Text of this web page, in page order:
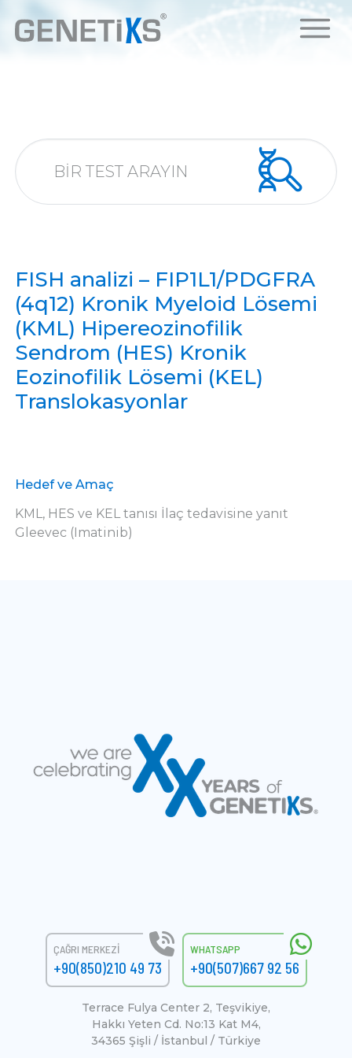
FISH analizi – FIP1L1/PDGFRA
(4q12) Kronik Myeloid Lösemi
(KML) Hipereozinofilik
Sendrom (HES) Kronik
Eozinofilik Lösemi (KEL)
Translokasyonlar
Hedef ve Amaç
KML, HES ve KEL tanısı İlaç tedavisine yanıt
Gleevec (Imatinib)
ÇAĞRI MERKEZI
+90(850)210 49 73
WHATSAPP
+90(507)667 92 56
Terrace Fulya Center 2, Teşvikiye,
Hakkı Yeten Cd. No:13 Kat M4,
34365 Şişli / İstanbul / Türkiye